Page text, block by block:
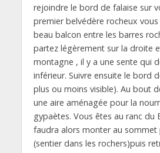
rejoindre le bord de falaise sur
premier belvédère rocheux vous
beau balcon entre les barres
partez légèrement sur la droite
montagne , il y a une sente qui
inférieur. Suivre ensuite le bord
plus ou moins visible). Au bout
une aire aménagée pour la
gypaètes. Vous êtes au ranc du
faudra alors monter au sommet
(sentier dans les rochers)puis